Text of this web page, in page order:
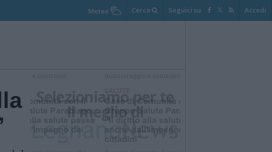
Meteo Cerca Seguici su Accedi
Selezioniamo per te
Il meglio di